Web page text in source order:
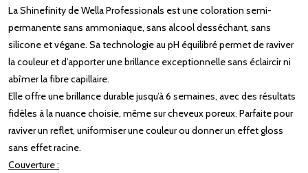
La Shinefinity de Wella Professionals est une coloration semi-
permanente sans ammoniaque, sans alcool desséchant, sans
silicone et végane. Sa technologie au pH équilibré permet de raviver
la couleur et d’apporter une brillance exceptionnelle sans éclaircir ni
abîmer la fibre capillaire.
Elle offre une brillance durable jusqu’à 6 semaines, avec des résultats
fidèles à la nuance choisie, même sur cheveux poreux. Parfaite pour
raviver un reflet, uniformiser une couleur ou donner un effet gloss
sans effet racine.
Couverture :